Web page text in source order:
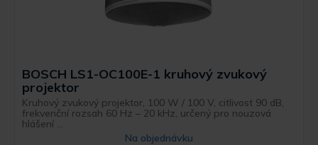
BOSCH LS1-OC100E-1 kruhový zvukový
projektor
Kruhový zvukový projektor, 100 W / 100 V, citlivost 90 dB,
frekvenční rozsah 60 Hz – 20 kHz, určený pro nouzová
hlášení ...
Na objednávku